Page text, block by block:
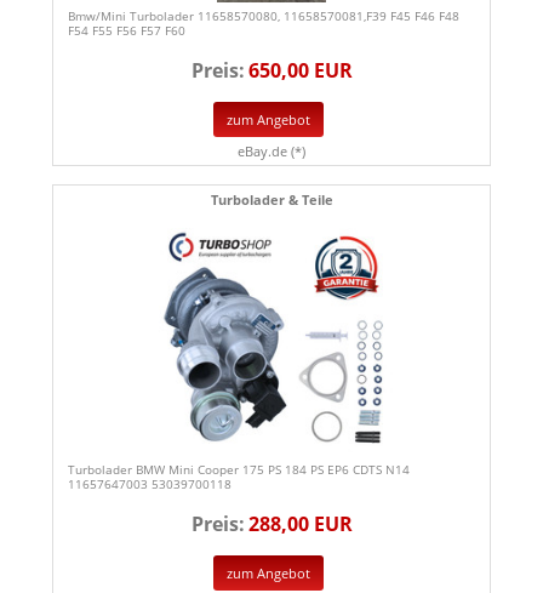
Bmw/Mini Turbolader 11658570080, 11658570081,F39 F45 F46 F48
F54 F55 F56 F57 F60
Preis:650,00 EUR
zum Angebot
eBay.de (*)
Turbolader & Teile
Turbolader BMW Mini Cooper 175 PS 184 PS EP6 CDTS N14
11657647003 53039700118
Preis:288,00 EUR
zum Angebot